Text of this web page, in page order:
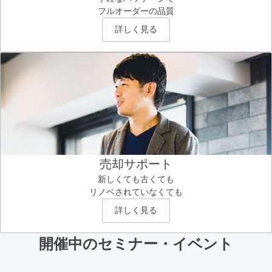
フルオーダーの品質
詳しく見る
売却サポート
新しくても古くても
リノベされていなくても
詳しく見る
開催中のセミナー・イベント